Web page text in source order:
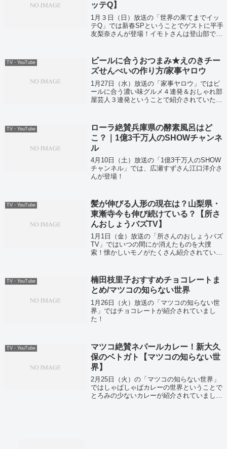
ッテQ】
1月３日（日）放送の「世界の果てまでイッ
テQ」では新春SPということでゲストに平手
友梨奈さんが登場！イモトさんは登山部で雪
TV・YouTube
ビールに合うおつまみ★えのきチー
ズせんべいの作り方/家事ヤロウ
1月27日（水）放送の「家事ヤロウ」ではビ
ールに合う濃い味グルメ４連発＆おしゃれ部
屋芸人３連発ということで紹介されていたレ
TV・YouTube
ローラ絶賛兵庫県の酵素風呂はど
こ？｜1億3千万人のSHOWチャンネ
ル
4月10日（土）放送の「1億3千万人のSHOW
チャンネル」では、広瀬すずさん江口洋介さ
んが登場！
TV・YouTube
髪が伸びる人形の現在は？山梨県・
東漸寺今も伸び続けている？【所さ
んおしょうバズTV】
1月1日（金）放送の「所さんのおしょうバズ
TV」ではいつの間にか消えたものを大捜
索！懐かしいモノがたくさん紹介されていま
TV・YouTube
楠田枝里子おすすめチョコレートま
とめ/マツコの知らない世界
1月26日（火）放送の「マツコの知らない世
界」ではチョコレートが紹介されていまし
た！
TV・YouTube
マツコ絶賛ネパールカレー！新大久
保のベトガト【マツコの知らない世
界】
2月25日（火）の「マツコの知らない世界」
ではしゃばしゃばカレーの世界ということで
とろみの少ないカレーが紹介されていまし